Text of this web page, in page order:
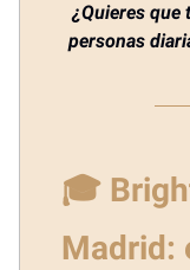
¿Quieres que
personas
🎓
Madrid: